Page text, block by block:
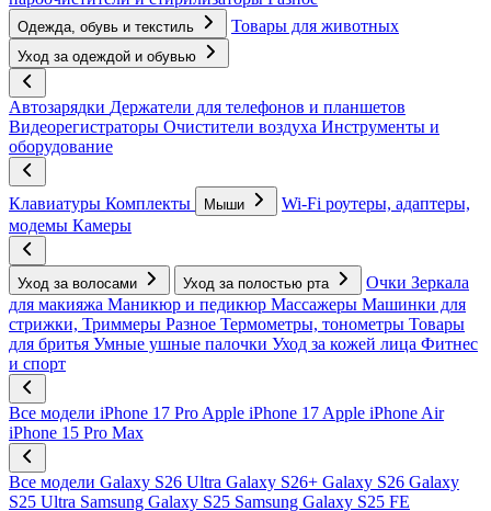
Одежда, обувь и текстиль Товары для животных
Уход за одеждой и обувью
Автозарядки Держатели для телефонов и планшетов
Видеорегистраторы Очистители воздуха Инструменты и
оборудование
Клавиатуры Комплекты Мыши
Wi-Fi роутеры, адаптеры,
модемы Камеры
Уход за волосами Уход за полостью рта Очки Зеркала
для макияжа Маникюр и педикюр Массажеры Машинки для
стрижки, Триммеры Разное Термометры, тонометры Товары
для бритья Умные ушные палочки Уход за кожей лица Фитнес
и спорт
Все модели iPhone 17 Pro Apple iPhone 17 Apple iPhone Air
iPhone 15 Pro Max
Все модели Galaxy S26 Ultra Galaxy S26+ Galaxy S26 Galaxy
S25 Ultra Samsung Galaxy S25 Samsung Galaxy S25 FE